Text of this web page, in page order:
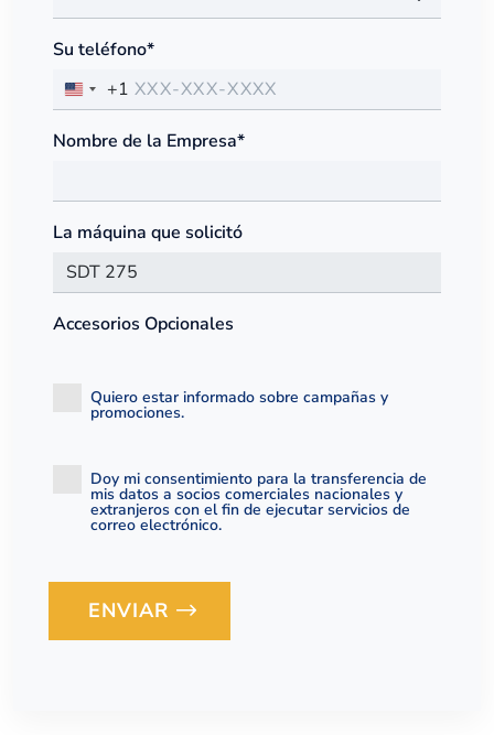
Su teléfono*
+1
Nombre de la Empresa*
La máquina que solicitó
Accesorios Opcionales
Quiero estar informado sobre campañas y
promociones.
Doy mi consentimiento para la transferencia de
mis datos a socios comerciales nacionales y
extranjeros con el fin de ejecutar servicios de
correo electrónico.
Loading...
ENVIAR